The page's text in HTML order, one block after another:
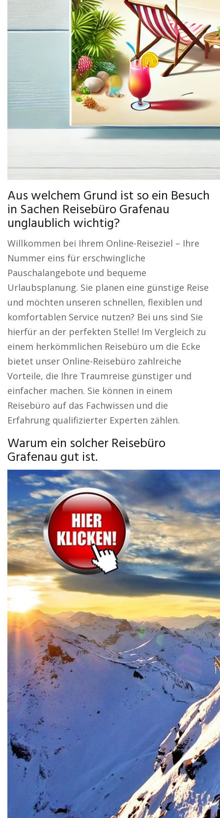
Aus welchem Grund ist so ein Besuch
in Sachen Reisebüro Grafenau
unglaublich wichtig?
Willkommen bei Ihrem Online-Reiseziel – Ihre
Nummer eins für erschwingliche
Pauschalangebote und bequeme
Urlaubsplanung. Sie planen eine günstige Reise
und möchten unseren schnellen, flexiblen und
komfortablen Service nutzen? Bei uns sind Sie
hierfür an der perfekten Stelle! Im Vergleich zu
einem herkömmlichen Reisebüro um die Ecke
bietet unser Online-Reisebüro zahlreiche
Vorteile, die Ihre Traumreise günstiger und
einfacher machen. Sie können in einem
Reisebüro auf das Fachwissen und die
Erfahrung qualifizierter Experten zählen.
Warum ein solcher Reisebüro
Grafenau gut ist.